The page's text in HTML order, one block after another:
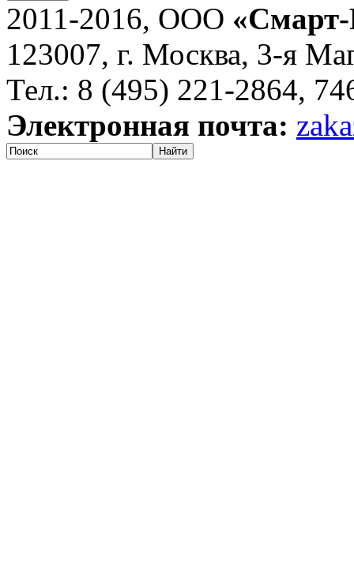
2011-2016, ООО
123007, г. Москва, 3-я
Тел.: 8 (495) 221-2864,
Электронная почта:
Найти